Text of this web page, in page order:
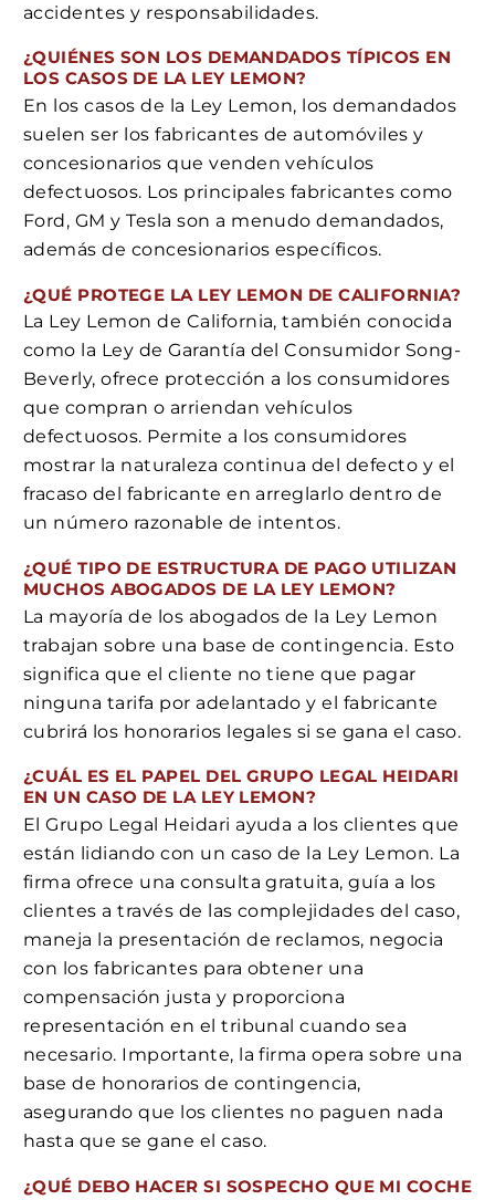
accidentes y responsabilidades.
¿QUIÉNES SON LOS DEMANDADOS TÍPICOS EN
LOS CASOS DE LA LEY LEMON?
En los casos de la Ley Lemon, los demandados
suelen ser los fabricantes de automóviles y
concesionarios que venden vehículos
defectuosos. Los principales fabricantes como
Ford, GM y Tesla son a menudo demandados,
además de concesionarios específicos.
¿QUÉ PROTEGE LA LEY LEMON DE CALIFORNIA?
La Ley Lemon de California, también conocida
como la Ley de Garantía del Consumidor Song-
Beverly, ofrece protección a los consumidores
que compran o arriendan vehículos
defectuosos. Permite a los consumidores
mostrar la naturaleza continua del defecto y el
fracaso del fabricante en arreglarlo dentro de
un número razonable de intentos.
¿QUÉ TIPO DE ESTRUCTURA DE PAGO UTILIZAN
MUCHOS ABOGADOS DE LA LEY LEMON?
La mayoría de los abogados de la Ley Lemon
trabajan sobre una base de contingencia. Esto
significa que el cliente no tiene que pagar
ninguna tarifa por adelantado y el fabricante
cubrirá los honorarios legales si se gana el caso.
¿CUÁL ES EL PAPEL DEL GRUPO LEGAL HEIDARI
EN UN CASO DE LA LEY LEMON?
El Grupo Legal Heidari ayuda a los clientes que
están lidiando con un caso de la Ley Lemon. La
firma ofrece una consulta gratuita, guía a los
clientes a través de las complejidades del caso,
maneja la presentación de reclamos, negocia
con los fabricantes para obtener una
compensación justa y proporciona
representación en el tribunal cuando sea
necesario. Importante, la firma opera sobre una
base de honorarios de contingencia,
asegurando que los clientes no paguen nada
hasta que se gane el caso.
¿QUÉ DEBO HACER SI SOSPECHO QUE MI COCHE